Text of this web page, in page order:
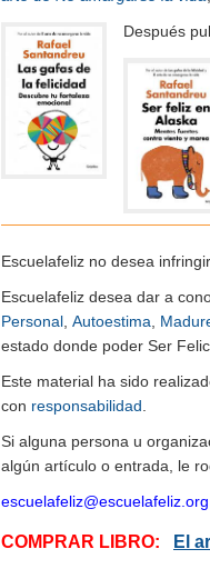
Después
Escuelafeliz no desea
Escuelafeliz desea dar a
Personal Autoestima
estado donde poder Ser
Este material ha sido
con responsabilidad
Si alguna persona u
algún artículo o entrada, le
escuelafeliz@escuelafeliz.org
COMPRAR LIBRO: El